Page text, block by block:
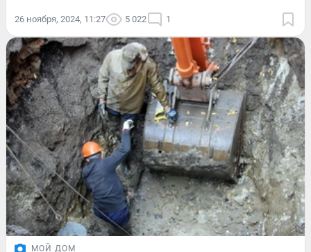
26 ноября, 2024, 11:27 5 022 1
МОЙ ДОМ